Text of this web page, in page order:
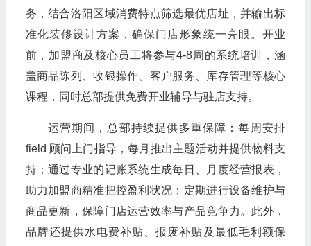
务，结合洛阳区域消费特点筛选最优店址，并输出标
准化装修设计方案，确保门店形象统一亮眼。开业
前，加盟商及核心员工将参与4-8周的系统培训，涵
盖商品陈列、收银操作、客户服务、库存管理等核心
课程，同时总部提供免费开业辅导与驻店支持。
运营期间，总部持续提供多重保障：每周安排
field 顾问上门指导，每月推出主题活动并提供物料支
持；通过专业的记账系统生成每日、月度经营报表，
助力加盟商精准把控盈利状况；定期进行设备维护与
商品更新，保障门店运营效率与产品竞争力。此外，
品牌还提供水电费补贴、报废补贴及最低毛利额保